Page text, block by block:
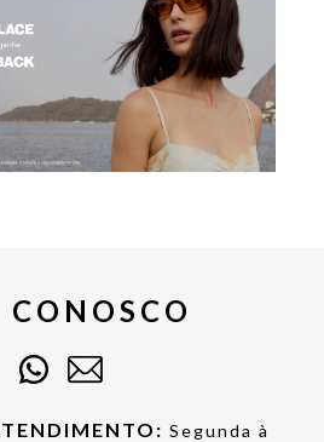
CONOSCO
Segunda à